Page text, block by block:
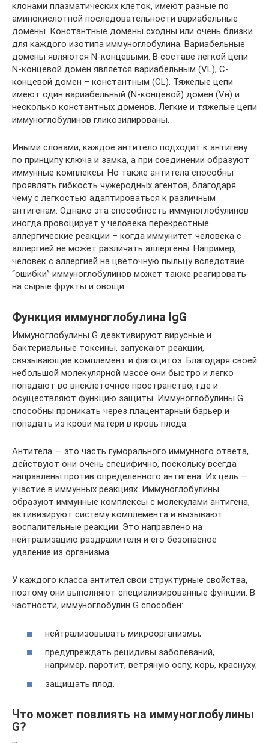
клонами плазматических клеток, имеют разные по
аминокислотной последовательности вариабельные
домены. Константные домены сходны или очень близки
для каждого изотипа иммуноглобулина. Вариабельные
домены являются N-концевыми. В составе легкой цепи
N-концевой домен является вариабельным (VL), С-
концевой домен – константным (CL). Тяжелые цепи
имеют один вариабельный (N-концевой) домен (Vн) и
несколько константных доменов. Легкие и тяжелые цепи
иммуноглобулинов гликозилированы.
Иными словами, каждое антитело подходит к антигену
по принципу ключа и замка, а при соединении образуют
иммунные комплексы. Но также антитела способны
проявлять гибкость чужеродных агентов, благодаря
чему с легкостью адаптироваться к различным
антигенам. Однако эта способность иммуноглобулинов
иногда провоцирует у человека перекрестные
аллергические реакции – когда иммунитет человека с
аллергией не может различать аллергены. Например,
человек с аллергией на цветочную пыльцу вследствие
“ошибки” иммуноглобулинов может также реагировать
на сырые фрукты и овощи.
Функция иммуноглобулина IgG
Иммуноглобулины G деактивируют вирусные и
бактериальные токсины, запускают реакции,
связывающие комплемент и фагоцитоз. Благодаря своей
небольшой молекулярной массе они быстро и легко
попадают во внеклеточное пространство, где и
осуществляют функцию защиты. Иммуноглобулины G
способны проникать через плацентарный барьер и
попадать из крови матери в кровь плода.
Антитела — это часть гуморального иммунного ответа,
действуют они очень специфично, поскольку всегда
направлены против определенного антигена. Их цель —
участие в иммунных реакциях. Иммуноглобулины
образуют иммунные комплексы с молекулами антигена,
активизируют систему комплемента и вызывают
воспалительные реакции. Это направлено на
нейтрализацию раздражителя и его безопасное
удаление из организма.
У каждого класса антител свои структурные свойства,
поэтому они выполняют специализированные функции. В
частности, иммуноглобулин G способен:
нейтрализовывать микроорганизмы;
предупреждать рецидивы заболеваний,
например, паротит, ветряную оспу, корь, краснуху;
защищать плод.
Что может повлиять на иммуноглобулины
G?